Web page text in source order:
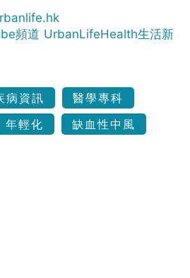
頻道 UrbanLifeHealth生活新
病資訊
醫學專科
年輕化
缺血性中風